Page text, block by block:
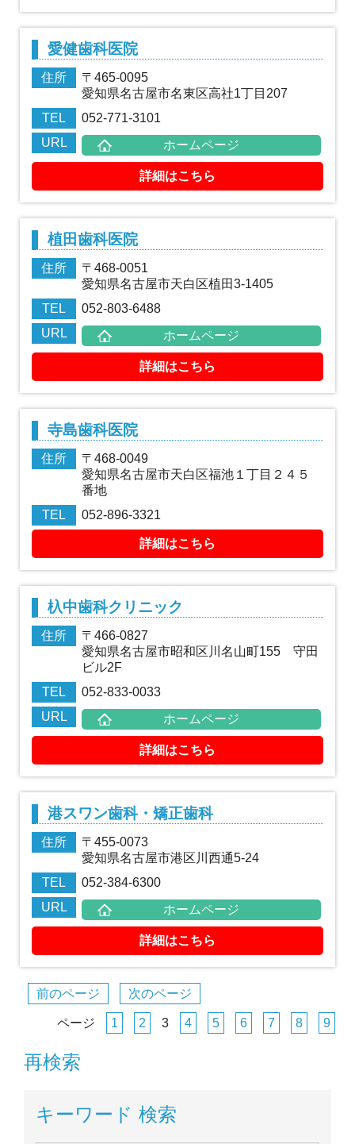
愛健歯科医院
住所
〒465-0095
愛知県名古屋市名東区高社1丁目207
TEL
052-771-3101
URL
ホームページ
詳細はこちら
植田歯科医院
住所
〒468-0051
愛知県名古屋市天白区植田3-1405
TEL
052-803-6488
URL
ホームページ
詳細はこちら
寺島歯科医院
住所
〒468-0049
愛知県名古屋市天白区福池１丁目２４５
番地
TEL
052-896-3321
詳細はこちら
杁中歯科クリニック
住所
〒466-0827
愛知県名古屋市昭和区川名山町155 守田
ビル2F
TEL
052-833-0033
URL
ホームページ
詳細はこちら
港スワン歯科・矯正歯科
住所
〒455-0073
愛知県名古屋市港区川西通5-24
TEL
052-384-6300
URL
ホームページ
詳細はこちら
前のページ 次のページ
ページ 1 2 3 4 5 6 7 8 9
再検索
キーワード 検索